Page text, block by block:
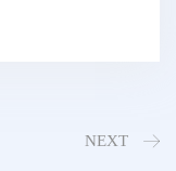
NEXT